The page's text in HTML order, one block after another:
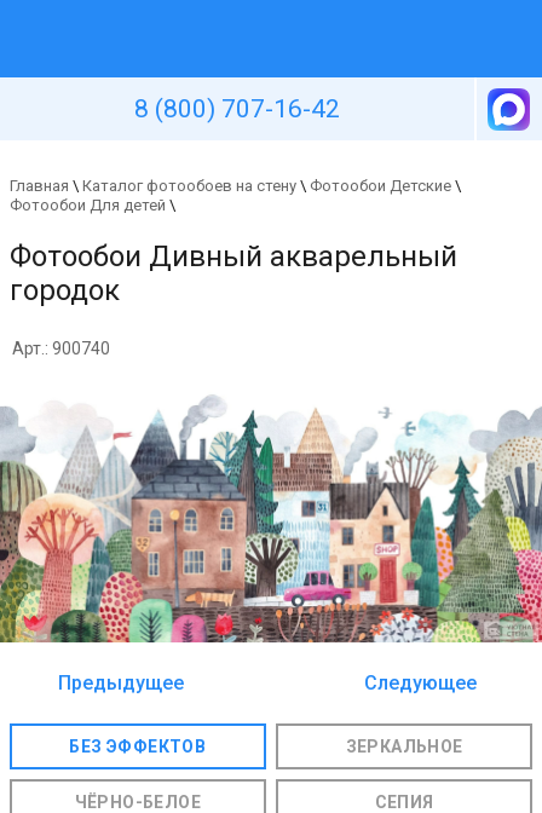
8 (800) 707-16-42
Главная \ Каталог фотообоев на стену \ Фотообои Детские \
Фотообои Для детей \
Фотообои Дивный акварельный
городок
Арт.: 900740
Предыдущее
Следующее
БЕЗ ЭФФЕКТОВ ЗЕРКАЛЬНОЕ
ЧЁРНО-БЕЛОЕ СЕПИЯ